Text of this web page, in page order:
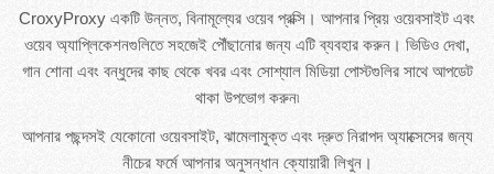
CroxyProxy একটি উন্নত, বিনামূল্যের ওয়েব প্রক্সি। আপনার প্রিয় ওয়েবসাইট এবং
ওয়েব অ্যাপ্লিকেশনগুলিতে সহজেই পৌঁছানোর জন্য এটি ব্যবহার করুন। ভিডিও দেখা,
গান শোনা এবং বন্ধুদের কাছ থেকে খবর এবং সোশ্যাল মিডিয়া পোস্টগুলির সাথে আপডেট
থাকা উপভোগ করুন৷
আপনার পছন্দসই যেকোনো ওয়েবসাইট, ঝামেলামুক্ত এবং দ্রুত নিরাপদ অ্যাক্সেসের জন্য
নীচের ফর্মে আপনার অনুসন্ধান ক্যোয়ারী লিখুন।